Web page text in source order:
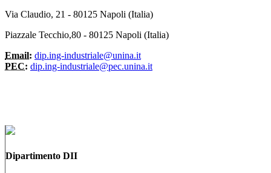
Via Claudio, 21 - 80125 Napoli (Italia)
Piazzale Tecchio,80 - 80125 Napoli (Italia)
Email: dip.ing-industriale@unina.it
PEC: dip.ing-industriale@pec.unina.it
Dipartimento DII